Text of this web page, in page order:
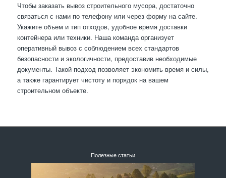
Чтобы заказать вывоз строительного мусора, достаточно
связаться с нами по телефону или через форму на сайте.
Укажите объем и тип отходов, удобное время доставки
контейнера или техники. Наша команда организует
оперативный вывоз с соблюдением всех стандартов
безопасности и экологичности, предоставив необходимые
документы. Такой подход позволяет экономить время и силы,
а также гарантирует чистоту и порядок на вашем
строительном объекте.
Полезные статьи